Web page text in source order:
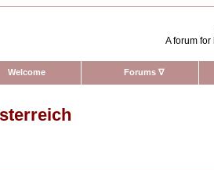
A forum
Welcome Forums ∇